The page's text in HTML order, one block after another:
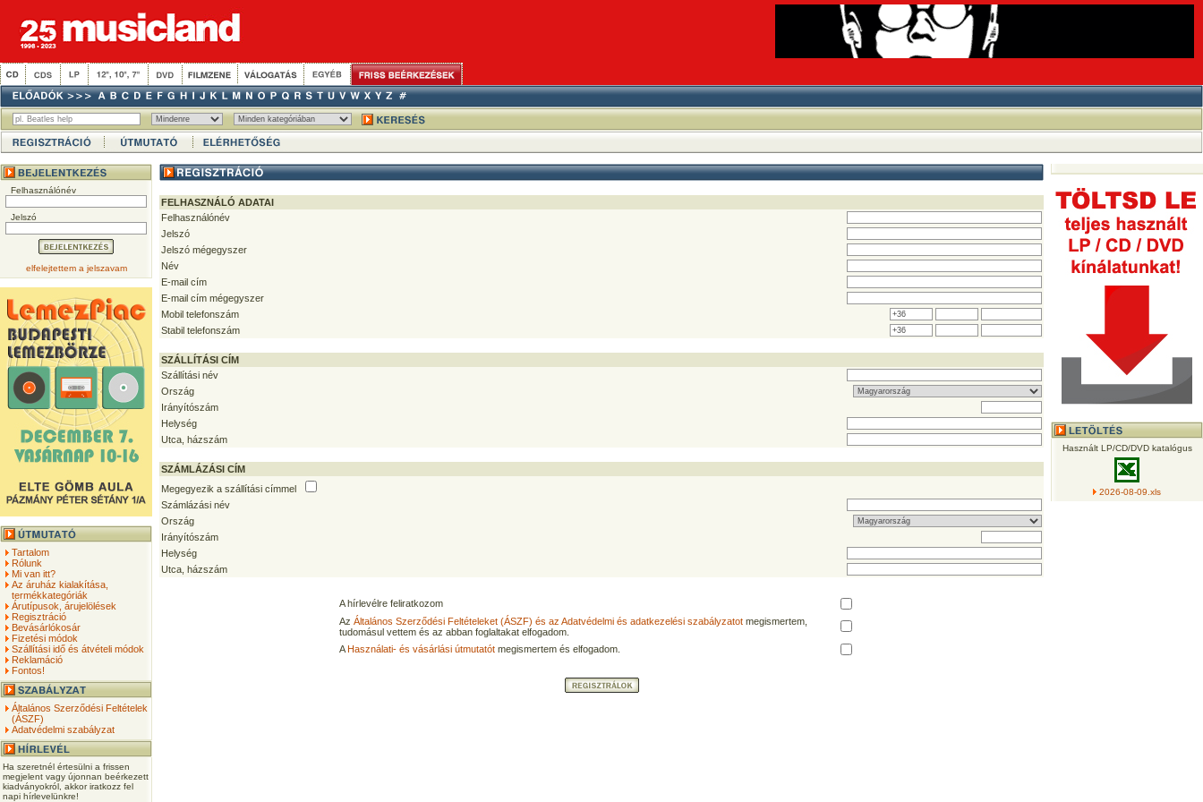
Felhasználónév
Jelszó
elfelejtettem a jelszavam
Tartalom
Rólunk
Mi van itt?
Az áruház kialakítása,
termékkategóriák
Árutípusok, árujelölések
Regisztráció
Bevásárlókosár
Fizetési módok
Szállítási idő és átvételi módok
Reklamáció
Fontos!
Általános Szerződési Feltételek
(ÁSZF)
Adatvédelmi szabályzat
Ha szeretnél értesülni a frissen
megjelent vagy újonnan beérkezett
kiadványokról, akkor iratkozz fel
napi hírlevelünkre!
FELHASZNÁLÓ ADATAI
Felhasználónév
Jelszó
Jelszó mégegyszer
Név
E-mail cím
E-mail cím mégegyszer
Mobil telefonszám
Stabil telefonszám
SZÁLLÍTÁSI CÍM
Szállítási név
Ország
Irányítószám
Helység
Utca, házszám
SZÁMLÁZÁSI CÍM
Megegyezik a szállítási címmel
Számlázási név
Ország
Irányítószám
Helység
Utca, házszám
A hírlevélre feliratkozom
Az Általános Szerződési Feltételeket (ÁSZF) és az Adatvédelmi és adatkezelési szabályzatot megismertem,
tudomásul vettem és az abban foglaltakat elfogadom.
AHasználati- és vásárlási útmutatót megismertem és elfogadom.
Használt LP/CD/DVD katalógus
2026-08-09.xls